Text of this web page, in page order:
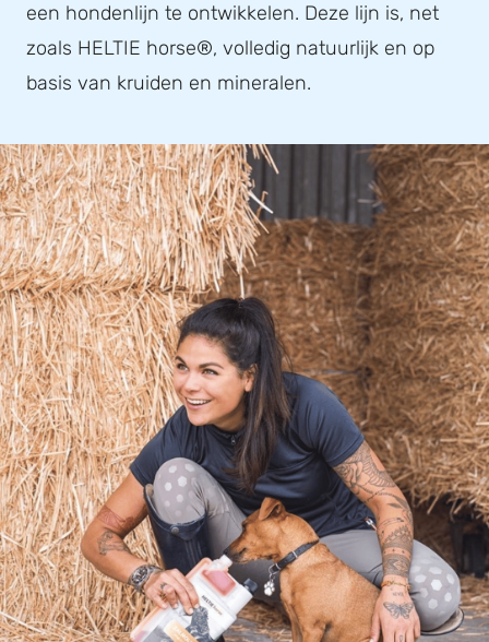
een hondenlijn te ontwikkelen. Deze lijn is, net
zoals HELTIE horse®, volledig natuurlijk en op
basis van kruiden en mineralen.